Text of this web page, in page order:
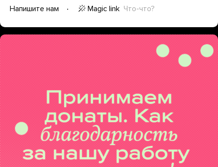
Напишите нам
Magic link Что-что?